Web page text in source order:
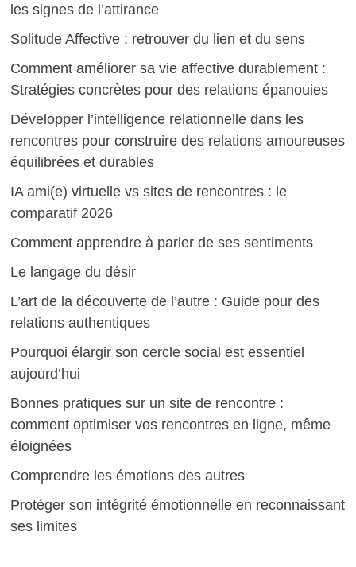
les signes de l’attirance
Solitude Affective : retrouver du lien et du sens
Comment améliorer sa vie affective durablement :
Stratégies concrètes pour des relations épanouies
Développer l’intelligence relationnelle dans les
rencontres pour construire des relations amoureuses
équilibrées et durables
IA ami(e) virtuelle vs sites de rencontres : le
comparatif 2026
Comment apprendre à parler de ses sentiments
Le langage du désir
L’art de la découverte de l’autre : Guide pour des
relations authentiques
Pourquoi élargir son cercle social est essentiel
aujourd’hui
Bonnes pratiques sur un site de rencontre :
comment optimiser vos rencontres en ligne, même
éloignées
Comprendre les émotions des autres
Protéger son intégrité émotionnelle en reconnaissant
ses limites